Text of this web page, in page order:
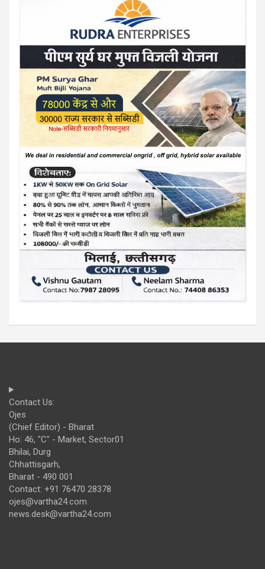
Contact Us:
Ojes
(Chief Editor) - Bharat
Ho: 46, "C" - Market, Sector01
Bhilai, Durg
Chhattisgarh,
Bharat - 490 001
Contact: +91 76470 28378
ojes@vartha24.com
news.desk@vartha24.com